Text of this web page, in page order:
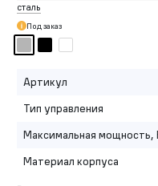
сталь
Под заказ
Артикул
Тип управления
Максимальная мощность,
Материал корпуса